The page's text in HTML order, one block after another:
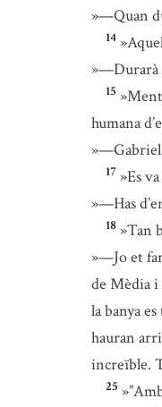
»—Quan
14
»—Durarà
15
humana
17 »Es
»—Has
18 »Tan
»—Jo et
de Mèdia i
la banya
hauran
increïble.
25